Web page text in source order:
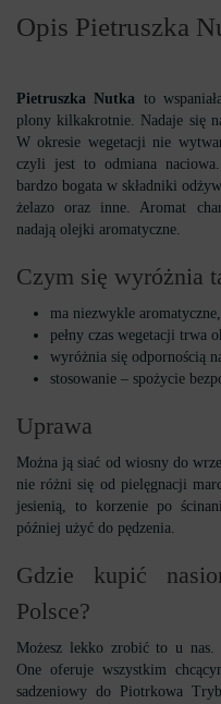
Opis Pietruszka
Pietruszka Nutka to
plony kilkakrotnie. Nadaje się
W okresie wegetacji nie
czyli jest to odmiana
bardzo bogata w składniki
żelazo oraz inne. Aromat
nadają olejki aromatyczne.
Czym się wyróżnia
ma niezwykle
pełny czas wegetacji trwa
wyróżnia się odpornością
stosowanie – spożycie
Uprawa
Można ją siać od wiosny do
nie różni się od pielęgnacji
jesienią, to korzenie po
później użyć do pędzenia.
Gdzie kupić
Polsce?
Możesz lekko zrobić to u nas.
One oferuje wszystkim
sadzeniowy do Piotrkowa